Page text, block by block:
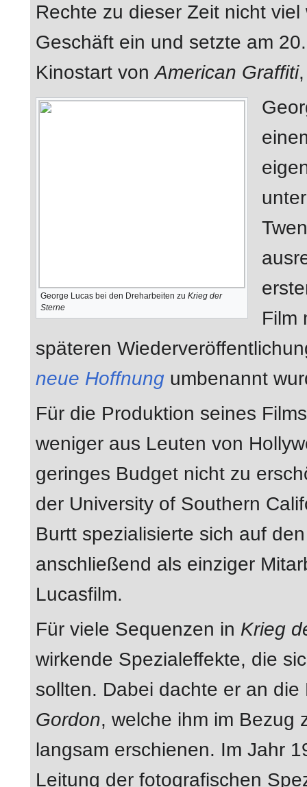
Rechte zu dieser Zeit nicht
Geschäft ein und setzte am
Kinostart vonAmerican Graffiti
George Lucas bei den Dreharbeiten zu Krieg der
Sterne
Film
späteren
neue Hoffnung umbenannt
Für die Produktion seines
weniger aus Leuten von
geringes Budget nicht zu
der University of Southern
Burtt spezialisierte sich auf
anschließend als einziger
Lucasfilm.
Für viele Sequenzen in Krieg
wirkende Spezialeffekte, die
sollten. Dabei dachte er an
Gordon, welche ihm im Bezug
langsam erschienen. Im Jahr
Leitung der fotografischen